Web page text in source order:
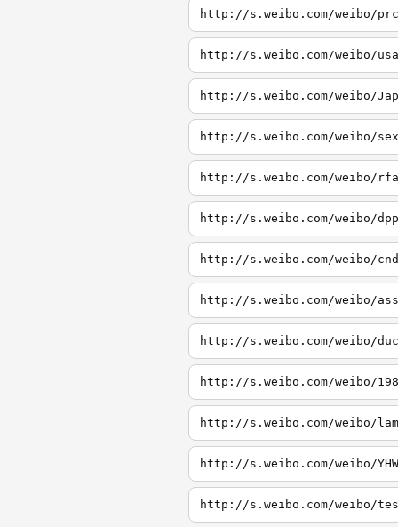
http://s.weibo.com/weibo/prc
http://s.weibo.com/weibo/usa
http://s.weibo.com/weibo/Jap
http://s.weibo.com/weibo/sex
http://s.weibo.com/weibo/rfa
http://s.weibo.com/weibo/dpp
http://s.weibo.com/weibo/cnd
http://s.weibo.com/weibo/ass
http://s.weibo.com/weibo/
http://s.weibo.com/weibo/
http://s.weibo.com/weibo/
http://s.weibo.com/weibo/
http://s.weibo.com/weibo/